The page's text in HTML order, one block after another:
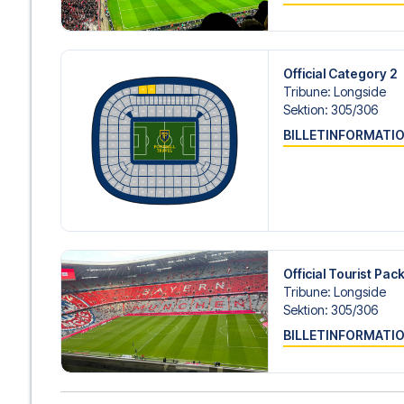
Official Category 2
Tribune: Longside
Sektion: 305/​306
Official Tourist
Tribune: Longside
Sektion: 305/​306